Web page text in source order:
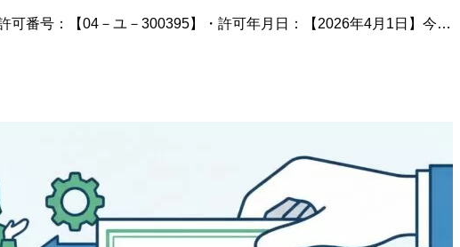
可番号：【04－ユ－300395】・許可年月日：【2026年4月1日】今後